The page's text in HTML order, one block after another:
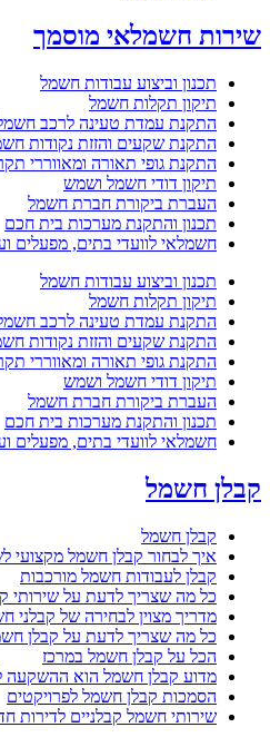
שירות חשמלאי מוסמך
תכנון וביצוע עבודות חשמל
תיקון תקלות חשמל
התקנת עמדת טעינה לרכב
התקנת שקעים והזזת נקודות
התקנת גופי תאורה ומאווררי
תיקון דודי חשמל ושמש
העברת ביקורת חברת חשמל
תכנון והתקנת מערכות בית חכם
חשמלאי לוועדי בתים, מפעלים
תכנון וביצוע עבודות חשמל
תיקון תקלות חשמל
התקנת עמדת טעינה לרכב
התקנת שקעים והזזת נקודות
התקנת גופי תאורה ומאווררי
תיקון דודי חשמל ושמש
העברת ביקורת חברת חשמל
תכנון והתקנת מערכות בית חכם
חשמלאי לוועדי בתים, מפעלים
קבלן חשמל
קבלן חשמל
איך לבחור קבלן חשמל מקצועי
קבלן לעבודות חשמל מורכבות
כל מה שצריך לדעת על שירותי
מדריך מצוין לבחירה של קבלני
כל מה שצריך לדעת על קבלן
הכל על קבלן חשמל במרכז
מדוע קבלן חשמל הוא ההשקעה
הסמכות קבלן חשמל לפרויקטים
שירותי חשמל קבלניים לדירות